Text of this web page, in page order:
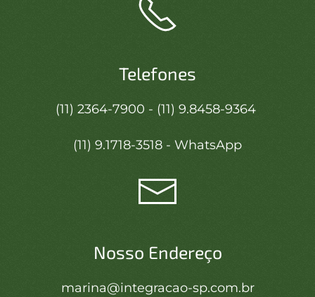
Telefones
(11) 2364-7900 - (11) 9.8458-9364
(11) 9.1718-3518 - WhatsApp
Nosso Endereço
marina@integracao-sp.com.br